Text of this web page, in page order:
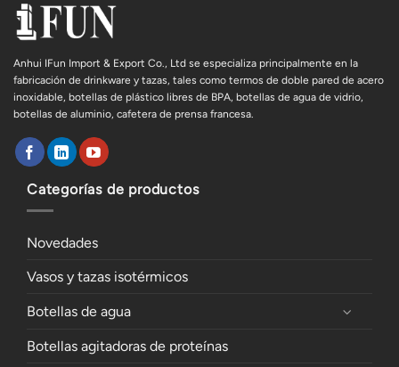
Anhui IFun Import & Export Co., Ltd se especializa principalmente en la
fabricación de drinkware y tazas, tales como termos de doble pared de acero
inoxidable, botellas de plástico libres de BPA, botellas de agua de vidrio,
botellas de aluminio, cafetera de prensa francesa.
Categorías de productos
Novedades
Vasos y tazas isotérmicos
Botellas de agua
Botellas agitadoras de proteínas